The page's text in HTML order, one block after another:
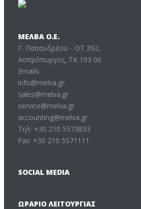
ΜΕΛΒΑ Ο.Ε.
Γ. Παπανδρέου - ΟΤ 392,
Ασπρόπυργος, ΤΚ 193 00
Emails:
info@melva.gr
sales@melva.gr
service@melva.gr
accounting@melva.gr
Τηλ: +30 210 5573833
Fax: +30 210 5571111
SOCIAL MEDIA
ΩΡΆΡΙΟ ΛΕΙΤΟΥΡΓΊΑΣ